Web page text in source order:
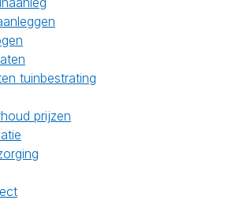
tuinbestrating
prijzen